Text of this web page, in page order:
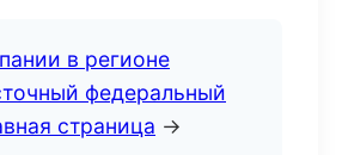
в регионе
федеральный
страница →